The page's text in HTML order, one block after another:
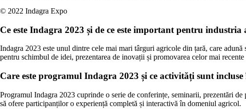
© 2022 Indagra Expo
Ce este Indagra 2023 și de ce este important pentru
Indagra 2023 este unul dintre cele mai mari târguri agricole din țară, care
pentru schimbul de idei, prezentarea de inovații și promovarea celor mai
Care este programul Indagra 2023 și ce activități sunt
Programul Indagra 2023 cuprinde o serie de conferințe, seminarii, prezentări
să ofere participanților o experiență completă și interactivă în domeniul agricol.